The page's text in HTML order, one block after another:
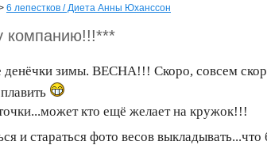
6 лепестков / Диета Анны Юханссон
компанию!!!***
денёчки зимы. ВЕСНА!!! Скоро, совсем
кто ещё желает на кружок!!!
и стараться фото весов